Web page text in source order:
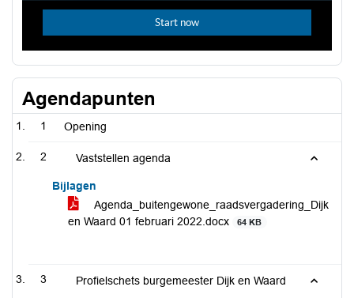
Agendapunten
1 Opening
2 Vaststellen agenda
Bijlagen
Agenda_buitengewone_raadsvergadering_Dijk
en Waard 01 februari 2022.docx
64 KB
3 Profielschets burgemeester Dijk en Waard